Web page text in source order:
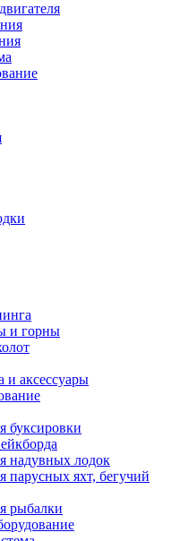
и горны
и аксессуары
буксировки
надувных лодок
парусных яхт, бегучий
рыбалки